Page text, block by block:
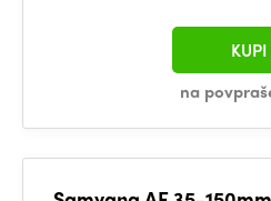
na
KUPI